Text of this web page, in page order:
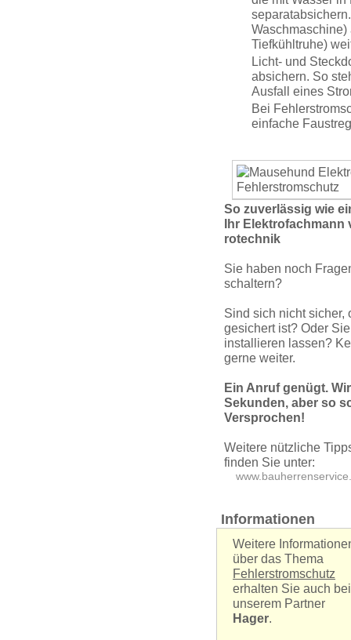
Tiefkühltruhe)
Licht- und
absichern. So
Ausfall eines
Bei
einfache
So zuverlässig wie
Ihr
rotechnik
Sie haben noch
schaltern?
Sind sich nicht sicher,
gesichert ist? Oder
installieren lassen?
gerne weiter.
Ein Anruf genügt.
Sekunden, aber so
Versprochen!
Weitere nützliche
finden Sie unter:
Informationen
Weitere
über das Thema
Fehler­strom­schutz
erhalten Sie auch bei
unserem Partner
Hager.